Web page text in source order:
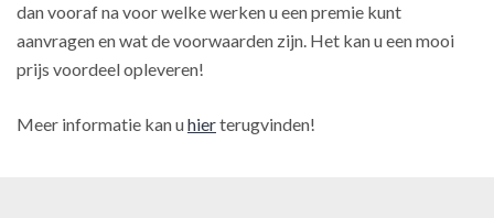
dan vooraf na voor welke werken u een premie kunt
aanvragen en wat de voorwaarden zijn. Het kan u een mooi
prijs voordeel opleveren!
Meer informatie kan uhierterugvinden!